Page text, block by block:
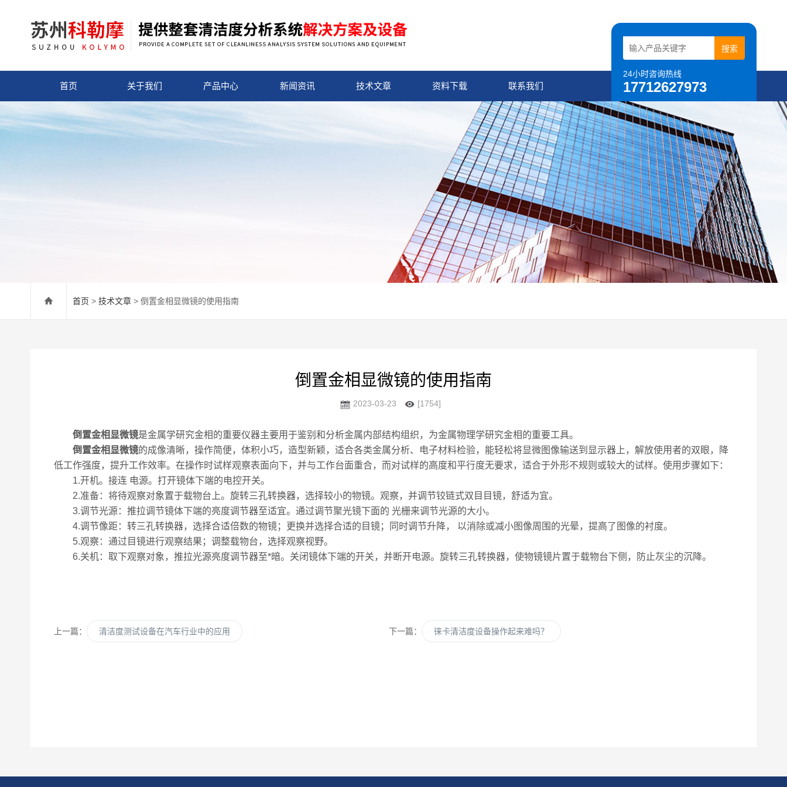
24小时咨询热线
17712627973
首页 关于我们 产品中心 新闻资讯 技术文章 资料下载 联系我们
首页 > 技术文章 > 倒置金相显微镜的使用指南
倒置金相显微镜的使用指南
2023-03-23 [1754]
倒置金相显微镜是金属学研究金相的重要仪器主要用于鉴别和分析金属内部结构组织，为金属物理学研究金相的重要工具。
倒置金相显微镜的成像清晰，操作简便，体积小巧，造型新颖，适合各类金属分析、电子材料检验，能轻松将显微图像输送到显示器上，解放使用者的双眼，降
低工作强度，提升工作效率。在操作时试样观察表面向下，并与工作台面重合，而对试样的高度和平行度无要求，适合于外形不规则或较大的试样。使用步骤如下：
1.开机。接连 电源。打开镜体下端的电控开关。
2.准备：将待观察对象置于载物台上。旋转三孔转换器，选择较小的物镜。观察，并调节铰链式双目目镜，舒适为宜。
3.调节光源：推拉调节镜体下端的亮度调节器至适宜。通过调节聚光镜下面的 光栅来调节光源的大小。
4.调节像距：转三孔转换器，选择合适倍数的物镜；更换并选择合适的目镜；同时调节升降， 以消除或减小图像周围的光晕，提高了图像的衬度。
5.观察：通过目镜进行观察结果；调整载物台，选择观察视野。
6.关机：取下观察对象，推拉光源亮度调节器至*暗。关闭镜体下端的开关，并断开电源。旋转三孔转换器，使物镜镜片置于载物台下侧，防止灰尘的沉降。
上一篇： 清洁度测试设备在汽车行业中的应用 下一篇： 徕卡清洁度设备操作起来难吗？